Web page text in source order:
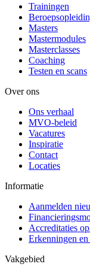
Trainingen
Masters
Mastermodules
Masterclasses
Coaching
Testen en scans
Over ons
Ons verhaal
MVO-beleid
Vacatures
Inspiratie
Contact
Locaties
Informatie
Aanmelden
Accreditaties
Erkenningen
Vakgebied